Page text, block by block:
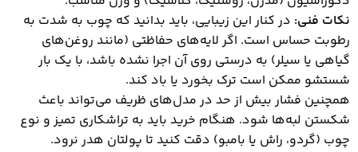
نکات فنی: در کنار این زیبایی، باید بدانید که چوب به شدت به
رطوبت حساس است. اگر لایه‌های حفاظتی (مانند روغن‌های
گیاهی یا سیلر) به درستی روی آن اجرا نشده باشد، با یک بار
شستشو ممکن است ترک بخورد یا باد کند.
همچنین فشار بیش از حد در مدل‌های ظریف می‌تواند باعث
شکستن لبه‌ها شود. هنگام خرید باید به تراشکاری تمیز و نوع
چوب (گردو، راش یا بامبو) دقت کنید تا پولتان هدر نرود.